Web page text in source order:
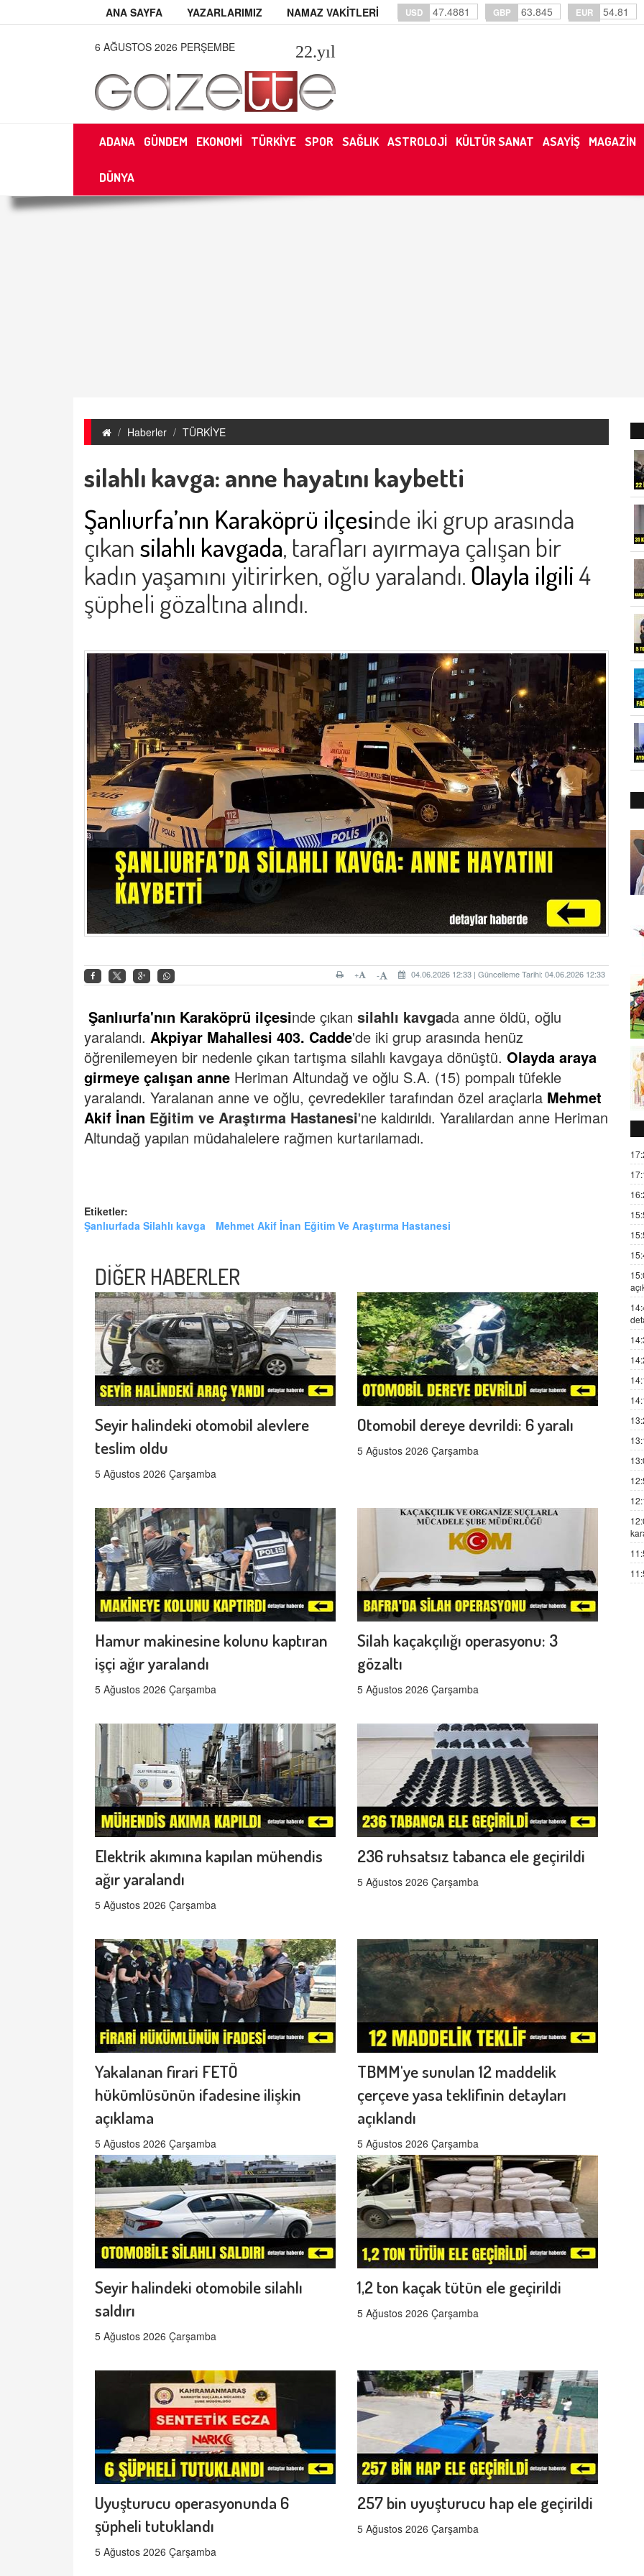
ANA SAYFA YAZARLARIMIZ NAMAZ VAKİTLERİ USD 47.4881 GBP 63.845 EUR 54.81
6 AĞUSTOS 2026 PERŞEMBE 22.yıl
ADANA GÜNDEM EKONOMİ TÜRKİYE SPOR SAĞLIK ASTROLOJİ KÜLTÜR SANAT ASAYİŞ MAGAZİN
DÜNYA
Haberler TÜRKİYE
silahlı kavga: anne hayatını kaybetti
Şanlıurfa’nın Karaköprü ilçesinde iki grup arasında
çıkansilahlı kavgada, tarafları ayırmaya çalışan bir
kadın yaşamını yitirirken, oğlu yaralandı. Olayla ilgili4
şüpheli gözaltına alındı.
04.06.2026 12:33 | Güncelleme Tarihi: 04.06.2026 12:33
-
+
Şanlıurfa'nın Karaköprü ilçesinde çıkan silahlı kavgada anne öldü, oğlu
yaralandı. Akpiyar Mahallesi 403. Cadde'de iki grup arasında henüz
öğrenilemeyen bir nedenle çıkan tartışma silahlı kavgaya dönüştü. Olayda araya
girmeye çalışan anne Heriman Altundağ ve oğlu S.A. (15) pompalı tüfekle
yaralandı. Yaralanan anne ve oğlu, çevredekiler tarafından özel araçlarla Mehmet
Akif İnan Eğitim ve Araştırma Hastanesi'ne kaldırıldı. Yaralılardan anne Heriman
Altundağ yapılan müdahalelere rağmen kurtarılamadı.
Etiketler:
Şanlıurfada Silahlı kavga
Mehmet Akif İnan Eğitim Ve Araştırma Hastanesi
DİĞER HABERLER
Seyir halindeki otomobil alevlere
teslim oldu
5 Ağustos 2026 Çarşamba
Otomobil dereye devrildi: 6 yaralı
5 Ağustos 2026 Çarşamba
Hamur makinesine kolunu kaptıran
işçi ağır yaralandı
5 Ağustos 2026 Çarşamba
Silah kaçakçılığı operasyonu: 3
gözaltı
5 Ağustos 2026 Çarşamba
Elektrik akımına kapılan mühendis
ağır yaralandı
5 Ağustos 2026 Çarşamba
236 ruhsatsız tabanca ele geçirildi
5 Ağustos 2026 Çarşamba
Yakalanan firari FETÖ
hükümlüsünün ifadesine ilişkin
açıklama
5 Ağustos 2026 Çarşamba
TBMM'ye sunulan 12 maddelik
çerçeve yasa teklifinin detayları
açıklandı
5 Ağustos 2026 Çarşamba
Seyir halindeki otomobile silahlı
saldırı
5 Ağustos 2026 Çarşamba
1,2 ton kaçak tütün ele geçirildi
5 Ağustos 2026 Çarşamba
Uyuşturucu operasyonunda 6
şüpheli tutuklandı
5 Ağustos 2026 Çarşamba
257 bin uyuşturucu hap ele geçirildi
5 Ağustos 2026 Çarşamba